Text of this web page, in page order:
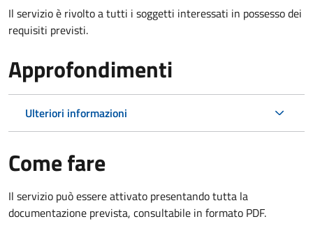
Il servizio è rivolto a tutti i soggetti interessati in possesso dei
requisiti previsti.
Approfondimenti
Ulteriori informazioni
Come fare
Il servizio può essere attivato presentando tutta la
documentazione prevista, consultabile in formato PDF.